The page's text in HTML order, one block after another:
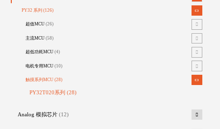
PY32 系列(126)
超值MCU(26)
主流MCU(58)
超低功耗MCU(4)
电机专用MCU(10)
触摸系列MCU(28)
PY32T020系列(28)
Analog 模拟芯片 (12)